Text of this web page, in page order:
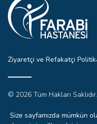
Ziyaretçi ve Refakatçi
© 2026 Tüm Hakları Saklıdır.
İzinsiz, kaynak gösterilmeden
Size sayfamızda mümkün